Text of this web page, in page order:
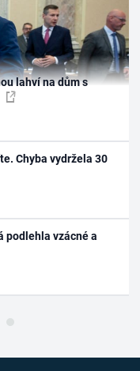
lahví na dům s
Chyba vydržela 30
podlehla vzácné a